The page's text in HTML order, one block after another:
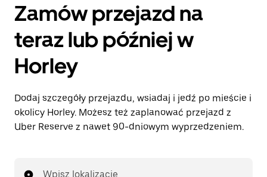
Zamów przejazd na
teraz lub później w
Horley
Dodaj szczegóły przejazdu, wsiadaj i jedź po mieście i
okolicy Horley. Możesz też zaplanować przejazd z
Uber Reserve z nawet 90-dniowym wyprzedzeniem.
Wpisz lokalizację